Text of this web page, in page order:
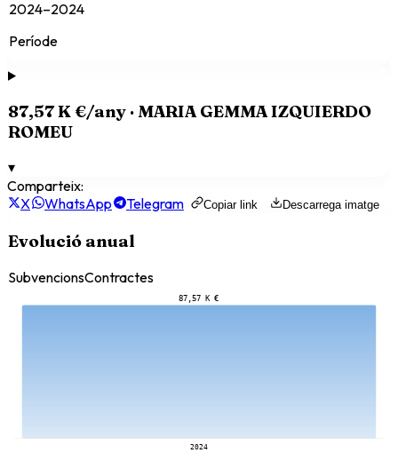
2024–2024
Període
87,57 K €/any · MARIA GEMMA IZQUIERDO
ROMEU
▾
Comparteix:
X
WhatsApp Telegram Copiar link Descarrega imatge
Evolució anual
SubvencionsContractes
87,57 K €
2024